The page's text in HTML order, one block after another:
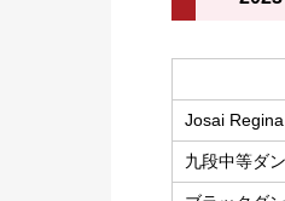
Josai Regina
九段中等ダ